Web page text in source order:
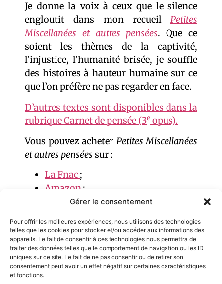
Gérer le consentement
Pour offrir les meilleures expériences, nous utilisons des technologies
telles que les cookies pour stocker et/ou accéder aux informations des
appareils. Le fait de consentir à ces technologies nous permettra de
traiter des données telles que le comportement de navigation ou les ID
uniques sur ce site. Le fait de ne pas consentir ou de retirer son
consentement peut avoir un effet négatif sur certaines caractéristiques
et fonctions.
Je donne la voix à ceux que le silence
engloutit dans mon recueil Petites
Miscellanées et autres pensées. Que ce
soient les thèmes de la captivité,
l’injustice, l’humanité brisée, je souffle
des histoires à hauteur humaine sur ce
que l’on préfère ne pas regarder en face.
D’autres textes sont disponibles dans la
rubrique Carnet de pensée (3e opus).
Vous pouvez acheter Petites Miscellanées
et autres pensées sur :
La Fnac;
Amazon ;
Cultura;
Et dans toutes les librairies
indépendantes proches de chez
vous.